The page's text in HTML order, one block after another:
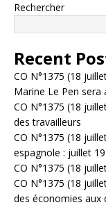
Rechercher
Recent
CO N°1375 (18
Marine Le Pen sera
CO N°1375 (18
des travailleurs
CO N°1375 (18
espagnole : juillet
CO N°1375 (18
CO N°1375 (18
des économies aux